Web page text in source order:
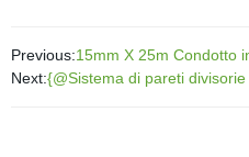
Previous:15mm X 25m Condotto
Next:{@Sistema di pareti